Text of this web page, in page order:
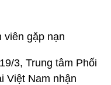
viên gặp nạn
3, Trung tâm Phối
Việt Nam nhận